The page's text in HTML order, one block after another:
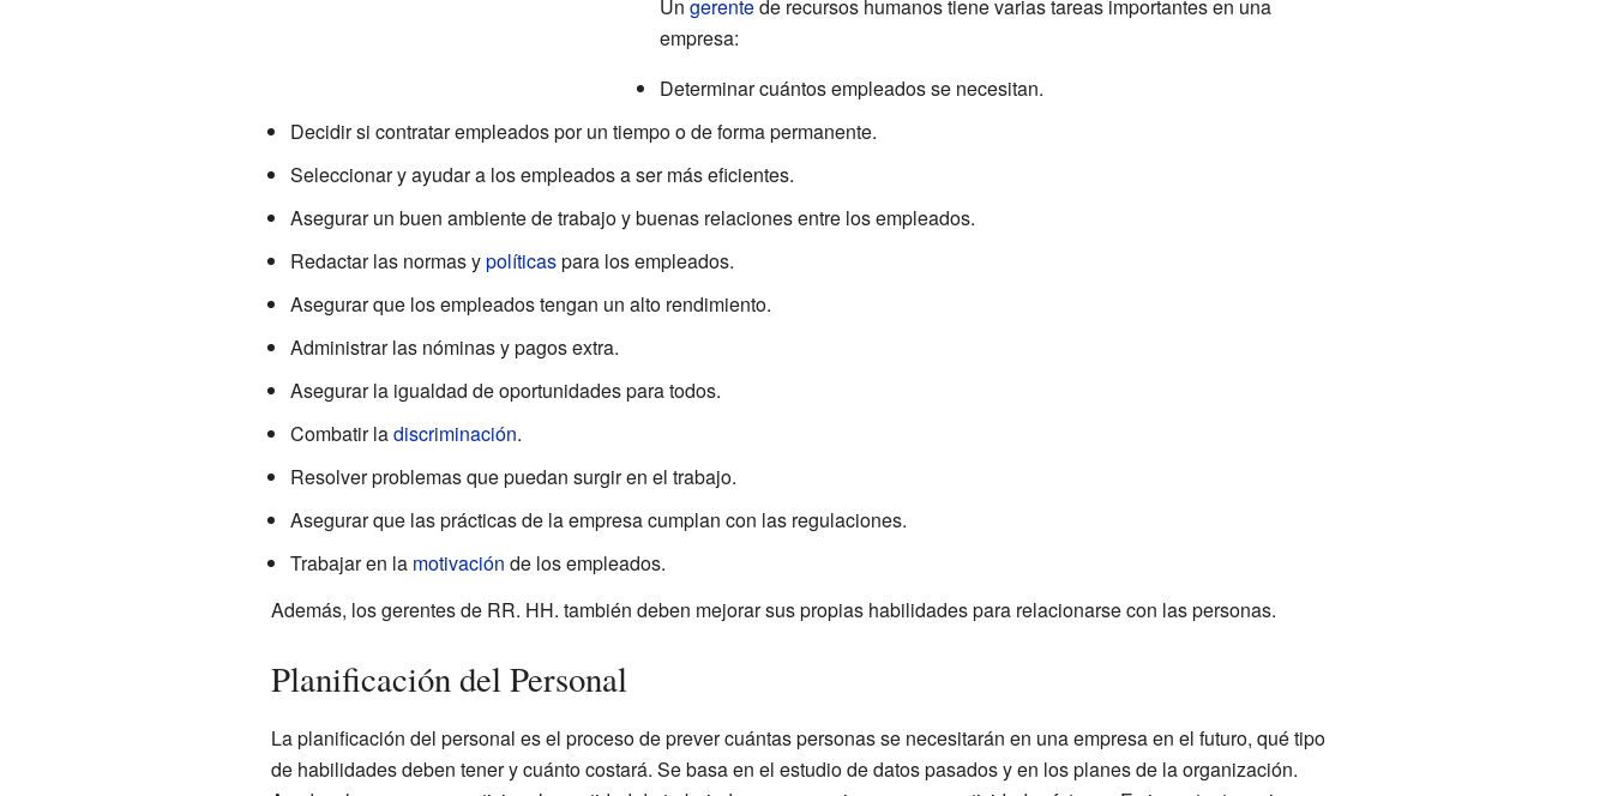
Un gerentede recursos humanos tiene varias tareas importantes en una
empresa:
Determinar cuántos empleados se necesitan.
Decidir si contratar empleados por un tiempo o de forma permanente.
Seleccionar y ayudar a los empleados a ser más eficientes.
Asegurar un buen ambiente de trabajo y buenas relaciones entre los empleados.
Redactar las normas ypolíticaspara los empleados.
Asegurar que los empleados tengan un alto rendimiento.
Administrar las nóminas y pagos extra.
Asegurar la igualdad de oportunidades para todos.
Combatir ladiscriminación.
Resolver problemas que puedan surgir en el trabajo.
Asegurar que las prácticas de la empresa cumplan con las regulaciones.
Trabajar en la motivación de los empleados.
Además, los gerentes de RR. HH. también deben mejorar sus propias habilidades para relacionarse con las personas.
Planificación del Personal
La planificación del personal es el proceso de prever cuántas personas se necesitarán en una empresa en el futuro, qué tipo
de habilidades deben tener y cuánto costará. Se basa en el estudio de datos pasados y en los planes de la organización.